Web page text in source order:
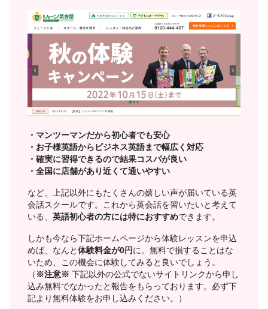
・マンツーマンだから初心者でも安心
・お子様英語からビジネス英語まで幅広く対応
・確実に習得できるので結果コスパが良い
・全国に店舗があり近くて通いやすい
など、上記以外にもたくさんの嬉しい声が届いている英
会話スクールです。これから英会話を習いたいと考えて
いる、 英語初心者の方には特におすすめできます。
しかも今なら下記ホームページから体験レッスンを申込
めば、なんと 体験料金が0円 に。無料で損することはな
いため、この機会に体験してみると良いでしょう。
（ ※注意※ 下記以外の公式でないサイトリンクから申し
込み無料でなかったと報告をもらっております。必ず下
記より無料体験をお申し込みください。）